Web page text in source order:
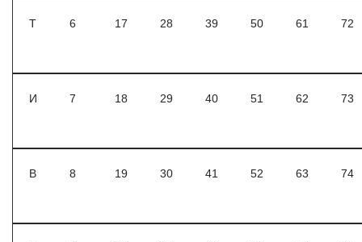
Т 6 17 28 39 50 61 72
И 7 18 29 40 51 62 73
В 8 19 30 41 52 63 74